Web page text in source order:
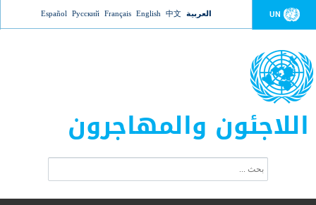
Jump to navigation UN العربية 中文
English
Français
Русский
Español
اللاجئون والمهاجرون
ت
ب